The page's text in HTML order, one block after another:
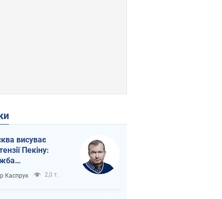
висуває
Пекіну:
на
Росії від
Каспрук 2,0 т.